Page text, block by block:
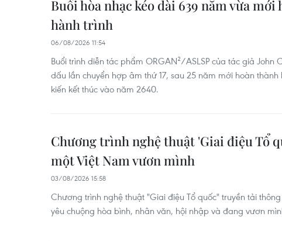
Buổi hòa nhạc kéo dài 639 năm vừa mới
hành trình
06/08/2026 11:54
Buổi trình diễn tác phẩm ORGAN²/ASLSP của tác giả John
dấu lần chuyển hợp âm thứ 17, sau 25 năm mới hoàn
kiến kết thúc vào năm 2640.
Chương trình nghệ thuật 'Giai điệu Tổ
một Việt Nam vươn mình
03/08/2026 15:58
Chương trình nghệ thuật "Giai điệu Tổ quốc" truyền tải
yêu chuộng hòa bình, nhân văn, hội nhập và đang vươn